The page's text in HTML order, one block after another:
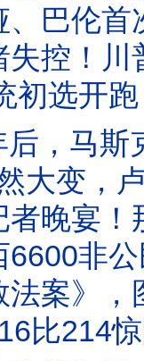
。川普与图恩公开交锋
CNN记者？真正
站，哈里斯、纽森提前布
。90分钟专访，他没有
令？白宫副幕僚长米勒最
的演讲，终于公开。为
部要求彻查。共和党
白宫。川普启动301关税
》。比尔·马赫警告：